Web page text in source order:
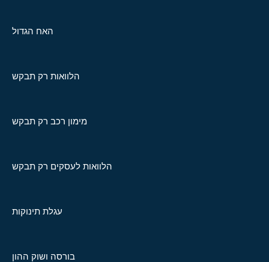
האח הגדול
הלוואות רק תבקש
מימון רכב רק תבקש
הלוואות לעסקים רק תבקש
עגלת תינוקות
בורסה ושוק ההון